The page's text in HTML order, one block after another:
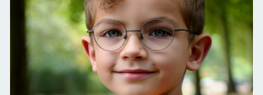
Перед покупкой очков с линзами Stellest
необходимо пройти диагностику у
офтальмолога.
Врач подберет подходящие линзы и выпишет
рецепт.